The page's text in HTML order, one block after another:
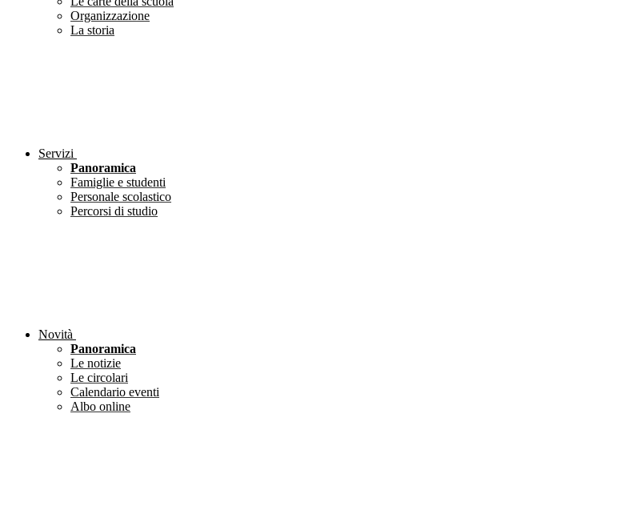
Organizzazione
La storia
Servizi
Panoramica
Famiglie e studenti
Personale scolastico
Percorsi di studio
Novità
Panoramica
Le notizie
Le circolari
Calendario eventi
Albo online